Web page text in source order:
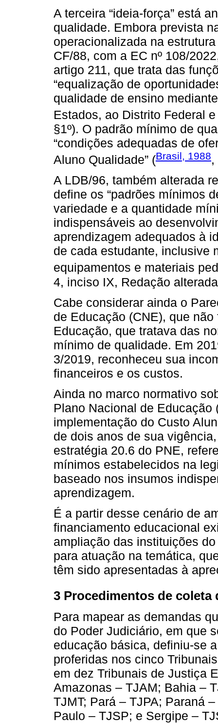
A terceira “ideia-força” está
qualidade. Embora prevista
operacionalizada na
CF/88, com a EC nº 108/
artigo 211, que trata das
“equalização de
qualidade de ensino
Estados, ao Distrito Federal
§1º). O padrão mínimo de
“condições adequadas de
Aluno Qualidade” (Brasil, 1988,
A LDB/96, também alterada
define os “padrões mínimos
variedade e a quantidade
indispensáveis ao
aprendizagem adequados à
de cada estudante, inclusive
equipamentos e materiais
4, inciso IX, Redação
Cabe considerar ainda o
de Educação (CNE), que
Educação, que tratava das
mínimo de qualidade. Em
3/2019, reconheceu sua
financeiros e os custos.
Ainda no marco normativo
Plano Nacional de Educação
implementação do Custo
de dois anos de sua
estratégia 20.6 do PNE,
mínimos estabelecidos na
baseado nos insumos
aprendizagem.
É a partir desse cenário de
financiamento educacional
ampliação das instituições
para atuação na temática,
têm sido apresentadas à
3 Procedimentos de coleta
Para mapear as demandas
do Poder Judiciário, em que
educação básica, definiu-se
proferidas nos cinco
em dez Tribunais de Justiça
Amazonas – TJAM; Bahia –
TJMT; Pará – TJPA; Paraná
Paulo – TJSP; e Sergipe –